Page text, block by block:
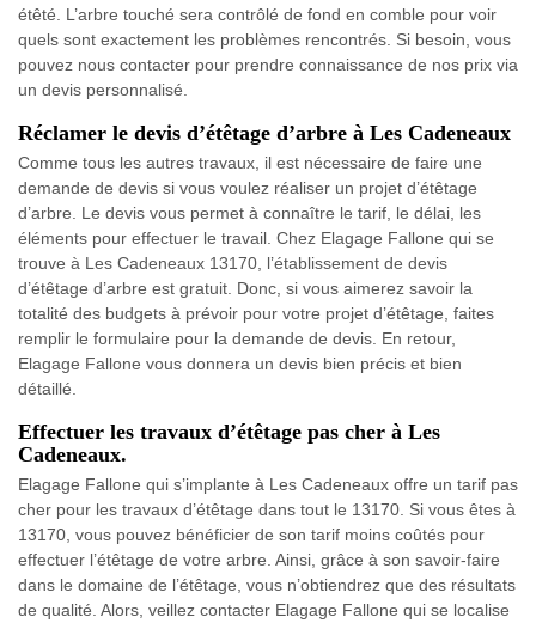
étêté. L’arbre touché sera contrôlé de fond en comble pour voir
quels sont exactement les problèmes rencontrés. Si besoin, vous
pouvez nous contacter pour prendre connaissance de nos prix via
un devis personnalisé.
Réclamer le devis d’étêtage d’arbre à Les Cadeneaux
Comme tous les autres travaux, il est nécessaire de faire une
demande de devis si vous voulez réaliser un projet d’étêtage
d’arbre. Le devis vous permet à connaître le tarif, le délai, les
éléments pour effectuer le travail. Chez Elagage Fallone qui se
trouve à Les Cadeneaux 13170, l’établissement de devis
d’étêtage d’arbre est gratuit. Donc, si vous aimerez savoir la
totalité des budgets à prévoir pour votre projet d’étêtage, faites
remplir le formulaire pour la demande de devis. En retour,
Elagage Fallone vous donnera un devis bien précis et bien
détaillé.
Effectuer les travaux d’étêtage pas cher à Les
Cadeneaux.
Elagage Fallone qui s’implante à Les Cadeneaux offre un tarif pas
cher pour les travaux d’étêtage dans tout le 13170. Si vous êtes à
13170, vous pouvez bénéficier de son tarif moins coûtés pour
effectuer l’étêtage de votre arbre. Ainsi, grâce à son savoir-faire
dans le domaine de l’étêtage, vous n’obtiendrez que des résultats
de qualité. Alors, veillez contacter Elagage Fallone qui se localise